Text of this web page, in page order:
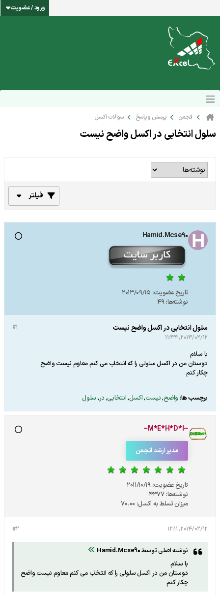
ورود / عضویت
انجمن پرسش و پاسخ سوالات اکسل
سلول انتخابی در اکسل واضح نیست
فیلتر
Hamid.Mcse90
تاریخ عضویت: 2013/09/15
نوشته‌ها:49
#1 سلول انتخابی در اکسل واضح نیست
2014/02/12, 11:44
با سلام
دوستان من در اکسل سلولی را که انتخاب می کنم معاوم نیست واضح
چکار کنم
برچسب ها: واضح,نیست,اکسل,انتخابی, در, سلول
~M*E*H*D*I~
مدیر ارشد انجمن
تاریخ عضویت: 2011/10/19
نوشته‌ها:4377
میزان تسلط به اکسل: 70.00
#2 2014/02/12, 12:11
نوشته اصلی توسطHamid.Mcse90
با سلام
دوستان من در اکسل سلولی را که انتخاب می کنم معاوم نیست واضح
چکار کنم